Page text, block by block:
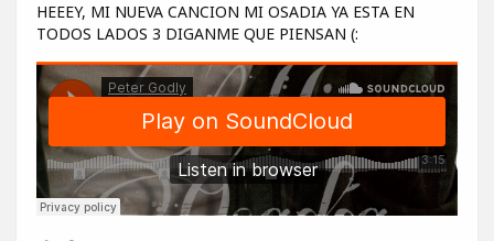
HEEEY, MI NUEVA CANCION MI OSADIA YA ESTA EN
TODOS LADOS 3 DIGANME QUE PIENSAN (: